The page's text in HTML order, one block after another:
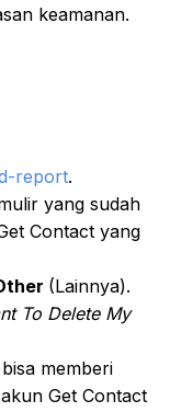
keamanan.
report.
yang sudah
Contact yang
(Lainnya).
To Delete My
memberi
Get Contact